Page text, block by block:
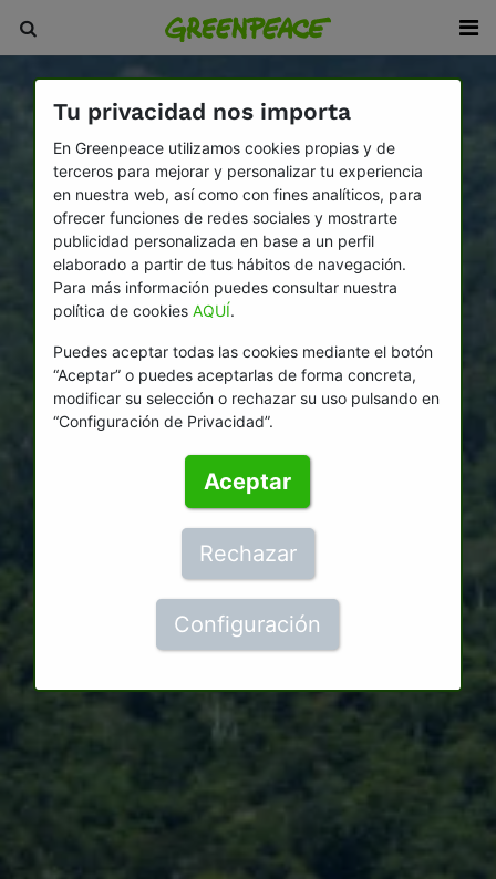
Tu privacidad nos importa
En Greenpeace utilizamos cookies propias y de
terceros para mejorar y personalizar tu experiencia
en nuestra web, así como con fines analíticos, para
ofrecer funciones de redes sociales y mostrarte
publicidad personalizada en base a un perfil
elaborado a partir de tus hábitos de navegación.
Para más información puedes consultar nuestra
política de cookies AQUÍ.
Puedes aceptar todas las cookies mediante el botón
“Aceptar” o puedes aceptarlas de forma concreta,
modificar su selección o rechazar su uso pulsando en
“Configuración de Privacidad”.
Aceptar
Rechazar
Configuración